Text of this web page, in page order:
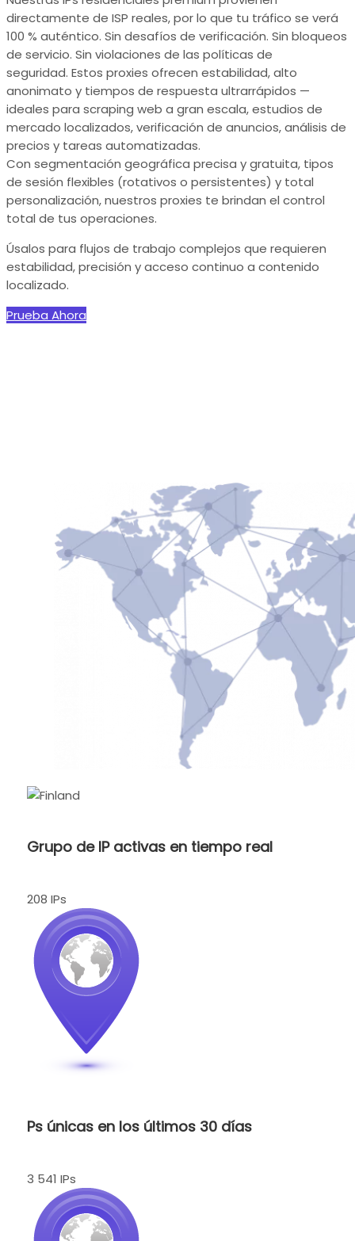
directamente de ISP reales, por lo que tu tráfico se verá
100 % auténtico. Sin desafíos de verificación. Sin bloqueos
de servicio. Sin violaciones de las políticas de
seguridad. Estos proxies ofrecen estabilidad, alto
anonimato y tiempos de respuesta ultrarrápidos —
ideales para scraping web a gran escala, estudios de
mercado localizados, verificación de anuncios, análisis de
precios y tareas automatizadas.
Con segmentación geográfica precisa y gratuita, tipos
de sesión flexibles (rotativos o persistentes) y total
personalización, nuestros proxies te brindan el control
total de tus operaciones.
Úsalos para flujos de trabajo complejos que requieren
estabilidad, precisión y acceso continuo a contenido
localizado.
Prueba Ahora
Grupo de IP activas en tiempo real
208 IPs
Ps únicas en los últimos 30 días
3 541 IPs